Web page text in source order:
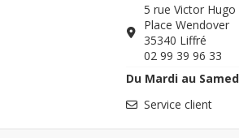
5 rue Victor Hugo
Place Wendover
35340 Liffré
02 99 39 96 33
Du Mardi au
Service client